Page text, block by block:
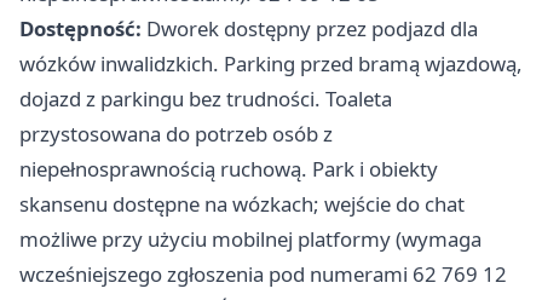
Dostępność: Dworek dostępny przez podjazd dla
wózków inwalidzkich. Parking przed bramą wjazdową,
dojazd z parkingu bez trudności. Toaleta
przystosowana do potrzeb osób z
niepełnosprawnością ruchową. Park i obiekty
skansenu dostępne na wózkach; wejście do chat
możliwe przy użyciu mobilnej platformy (wymaga
wcześniejszego zgłoszenia pod numerami 62 769 12